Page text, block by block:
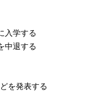
入学する
中退する
を発表する